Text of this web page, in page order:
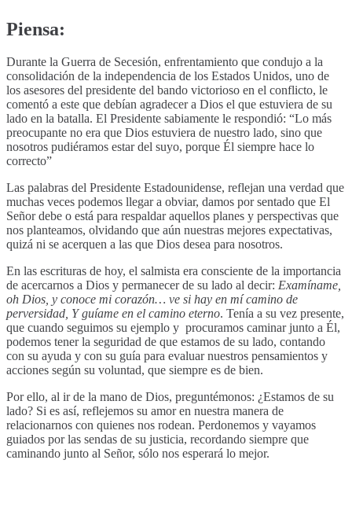
Piensa:
Durante la Guerra de Secesión, enfrentamiento que condujo a la
consolidación de la independencia de los Estados Unidos, uno de
los asesores del presidente del bando victorioso en el conflicto, le
comentó a este que debían agradecer a Dios el que estuviera de su
lado en la batalla. El Presidente sabiamente le respondió: “Lo más
preocupante no era que Dios estuviera de nuestro lado, sino que
nosotros pudiéramos estar del suyo, porque Él siempre hace lo
correcto”
Las palabras del Presidente Estadounidense, reflejan una verdad que
muchas veces podemos llegar a obviar, damos por sentado que El
Señor debe o está para respaldar aquellos planes y perspectivas que
nos planteamos, olvidando que aún nuestras mejores expectativas,
quizá ni se acerquen a las que Dios desea para nosotros.
En las escrituras de hoy, el salmista era consciente de la importancia
de acercarnos a Dios y permanecer de su lado al decir: Examíname,
oh Dios, y conoce mi corazón… ve si hay en mí camino de
perversidad, Y guíame en el camino eterno. Tenía a su vez presente,
que cuando seguimos su ejemplo y procuramos caminar junto a Él,
podemos tener la seguridad de que estamos de su lado, contando
con su ayuda y con su guía para evaluar nuestros pensamientos y
acciones según su voluntad, que siempre es de bien.
Por ello, al ir de la mano de Dios, preguntémonos: ¿Estamos de su
lado? Si es así, reflejemos su amor en nuestra manera de
relacionarnos con quienes nos rodean. Perdonemos y vayamos
guiados por las sendas de su justicia, recordando siempre que
caminando junto al Señor, sólo nos esperará lo mejor.